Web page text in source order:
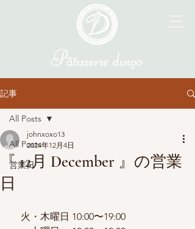
記事
All Posts
営業日
All Posts
『 12月 December 』の営業
日
johnxoxo13
2024年12月4日
    火・木曜日 10:00〜19:00